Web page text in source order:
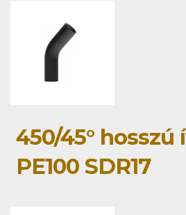
450/45° hosszú
PE100 SDR17